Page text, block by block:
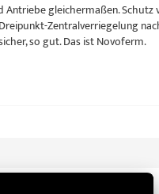
gleichermaßen.
Zentralverriegelung
so gut. Das ist Novoferm.